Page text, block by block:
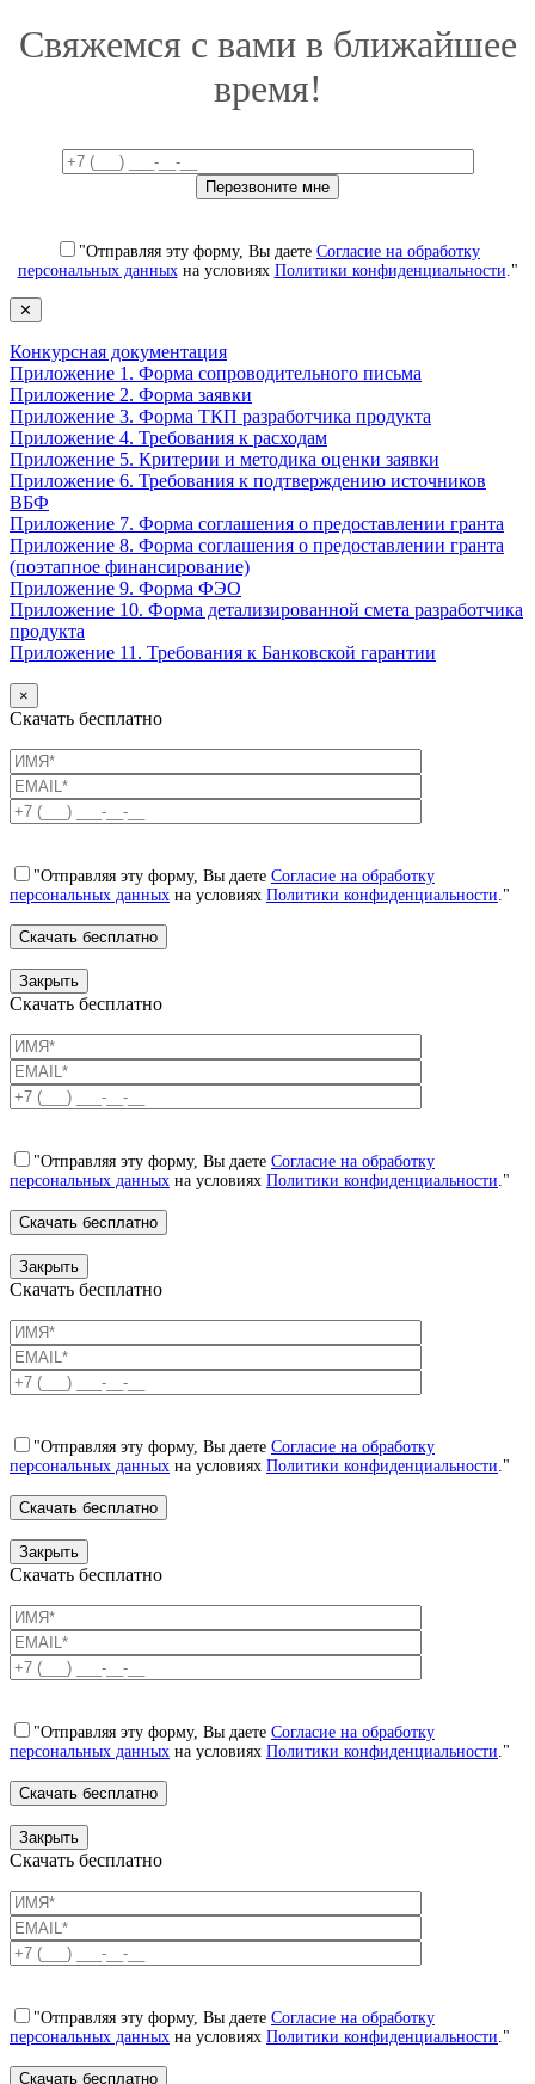
Свяжемся с вами в ближайшее
время!
"Отправляя эту форму, Вы даете Согласие на обработку
персональных данныхна условиях Политики конфиденциальности ."
✕
Конкурсная документация
Приложение 1. Форма сопроводительного письма
Приложение 2. Форма заявки
Приложение 3. Форма ТКП разработчика продукта
Приложение 4. Требования к расходам
Приложение 5. Критерии и методика оценки заявки
Приложение 6. Требования к подтверждению источников
ВБФ
Приложение 7. Форма соглашения о предоставлении гранта
Приложение 8. Форма соглашения о предоставлении гранта
(поэтапное финансирование)
Приложение 9. Форма ФЭО
Приложение 10. Форма детализированной смета разработчика
продукта
Приложение 11. Требования к Банковской гарантии
×
Скачать бесплатно
"Отправляя эту форму, Вы даете Согласие на обработку
персональных данных на условиях Политики конфиденциальности ."
Закрыть
Скачать бесплатно
"Отправляя эту форму, Вы даете Согласие на обработку
персональных данных на условиях Политики конфиденциальности ."
Закрыть
Скачать бесплатно
"Отправляя эту форму, Вы даете Согласие на обработку
персональных данных на условиях Политики конфиденциальности ."
Закрыть
Скачать бесплатно
"Отправляя эту форму, Вы даете Согласие на обработку
персональных данных на условиях Политики конфиденциальности ."
Закрыть
Скачать бесплатно
"Отправляя эту форму, Вы даете Согласие на обработку
персональных данных на условиях Политики конфиденциальности ."